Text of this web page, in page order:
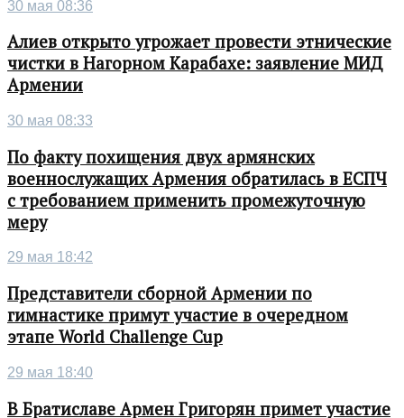
30 мая 08:36
Алиев открыто угрожает провести этнические
чистки в Нагорном Карабахе: заявление МИД
Армении
30 мая 08:33
По факту похищения двух армянских
военнослужащих Армения обратилась в ЕСПЧ
с требованием применить промежуточную
меру
29 мая 18:42
Представители сборной Армении по
гимнастике примут участие в очередном
этапе World Challenge Cup
29 мая 18:40
В Братиславе Армен Григорян примет участие